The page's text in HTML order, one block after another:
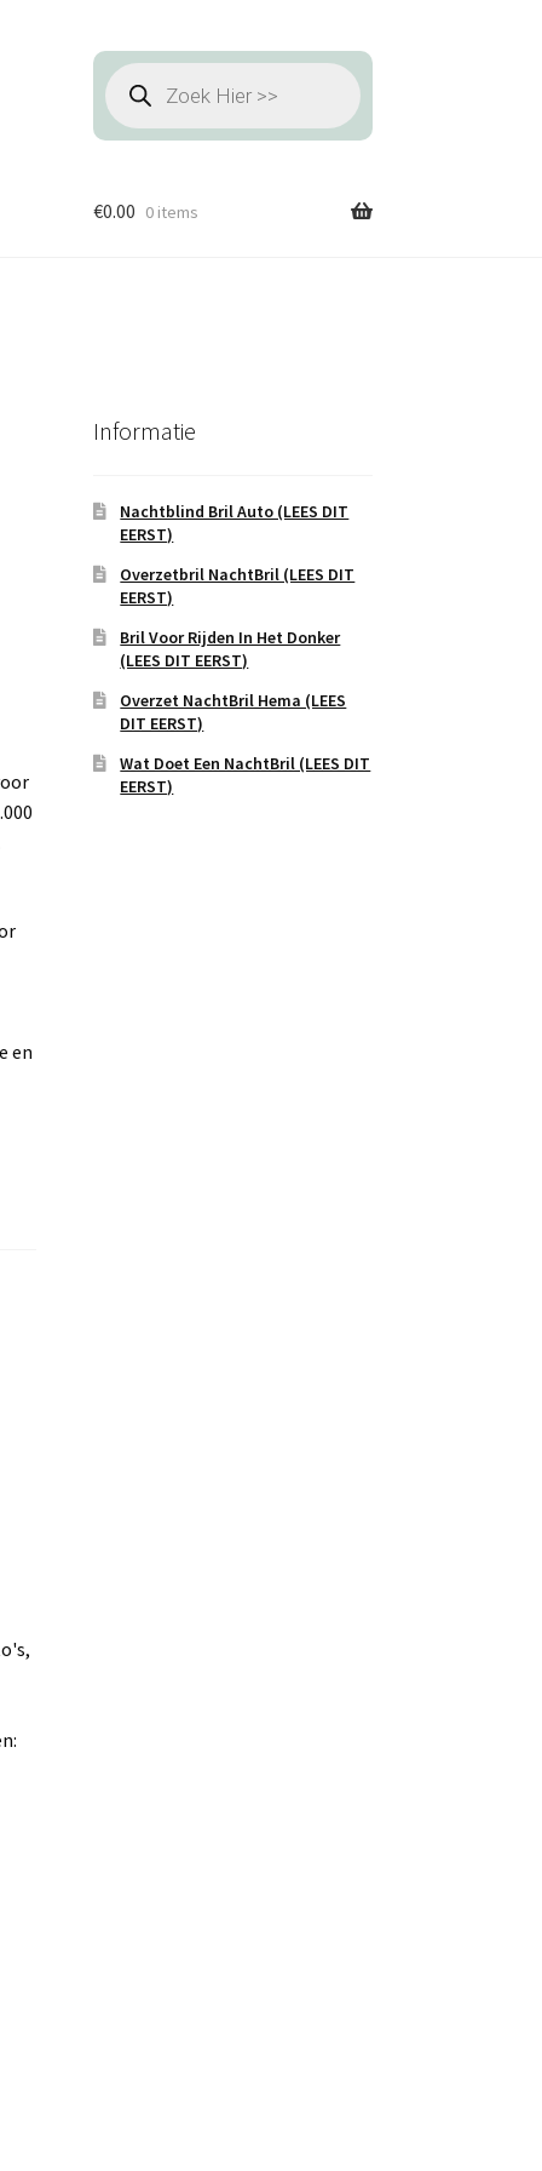
Producten
zoeken
€0.00 0 items
en
Informatie
Nachtblind Bril Auto (LEES DIT
EERST)
Overzetbril NachtBril (LEES DIT
EERST)
Bril Voor Rijden In Het Donker
(LEES DIT EERST)
Overzet NachtBril Hema (LEES
DIT EERST)
Wat Doet Een NachtBril (LEES DIT
EERST)